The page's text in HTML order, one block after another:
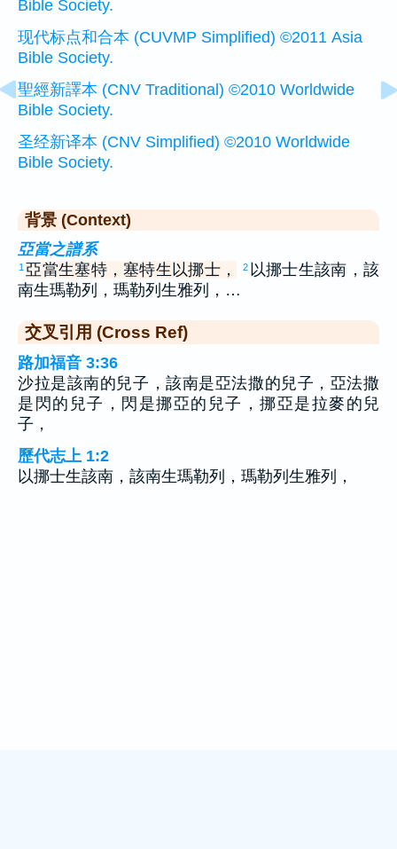
Bible Society.
现代标点和合本 (CUVMP Simplified) ©2011 Asia
Bible Society.
聖經新譯本 (CNV Traditional) ©2010 Worldwide
Bible Society.
圣经新译本 (CNV Simplified) ©2010 Worldwide
Bible Society.
背景 (Context)
亞當之譜系
1 亞當生塞特，塞特生以挪士， 2 以挪士生該南，該
南生瑪勒列，瑪勒列生雅列，…
交叉引用 (Cross Ref)
路加福音 3:36
沙拉是該南的兒子，該南是亞法撒的兒子，亞法撒
是閃的兒子，閃是挪亞的兒子，挪亞是拉麥的兒
子，
歷代志上 1:2
以挪士生該南，該南生瑪勒列，瑪勒列生雅列，